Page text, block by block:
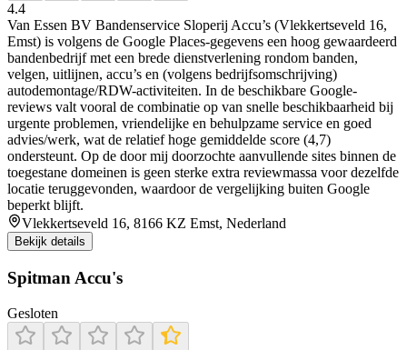
4.4
Van Essen BV Bandenservice Sloperij Accu’s (Vlekkertseveld 16,
Emst) is volgens de Google Places-gegevens een hoog gewaardeerd
bandenbedrijf met een brede dienstverlening rondom banden,
velgen, uitlijnen, accu’s en (volgens bedrijfsomschrijving)
autodemontage/RDW-activiteiten. In de beschikbare Google-
reviews valt vooral de combinatie op van snelle beschikbaarheid bij
urgente problemen, vriendelijke en behulpzame service en goed
advies/werk, wat de relatief hoge gemiddelde score (4,7)
ondersteunt. Op de door mij doorzochte aanvullende sites binnen de
toegestane domeinen is geen sterke extra reviewmassa voor dezelfde
locatie teruggevonden, waardoor de vergelijking buiten Google
beperkt blijft.
Vlekkertseveld 16, 8166 KZ Emst, Nederland
Bekijk details
Spitman Accu's
Gesloten